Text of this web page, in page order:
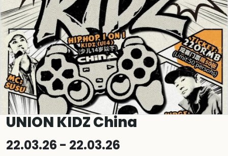
UNION KIDZ China
22.03.26 - 22.03.26